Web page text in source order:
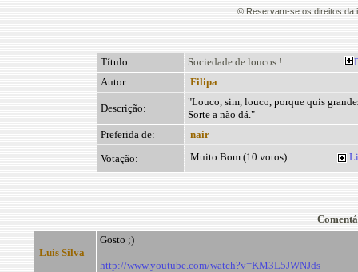
© Reservam-se os direitos da
Título: Sociedade de loucos !
Autor:
Filipa
Descrição:
"Louco, sim, louco, porque quis
Sorte a não dá."
Preferida de:
nair
Votação:
Muito Bom (10 votos)
Luis Silva
Gosto ;)
http://www.youtube.com/watch?v=KM3L5JWNJds